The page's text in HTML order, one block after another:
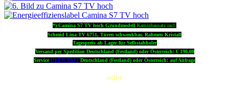
*) Camina S7 TV hoch Grundmodell Kaminbausatz incl.
Schmid Lina TV 6751, Türen schwenkbar, Rahmen Kristall
Tagespreis ab Lager für Selbstabholer
Versand per Spedition Deutschland (Festland) oder Österreich: € 190,00
ServiceOFEN-TAXI Deutschland (Festland) oder Österreich: auf Anfrage
oder